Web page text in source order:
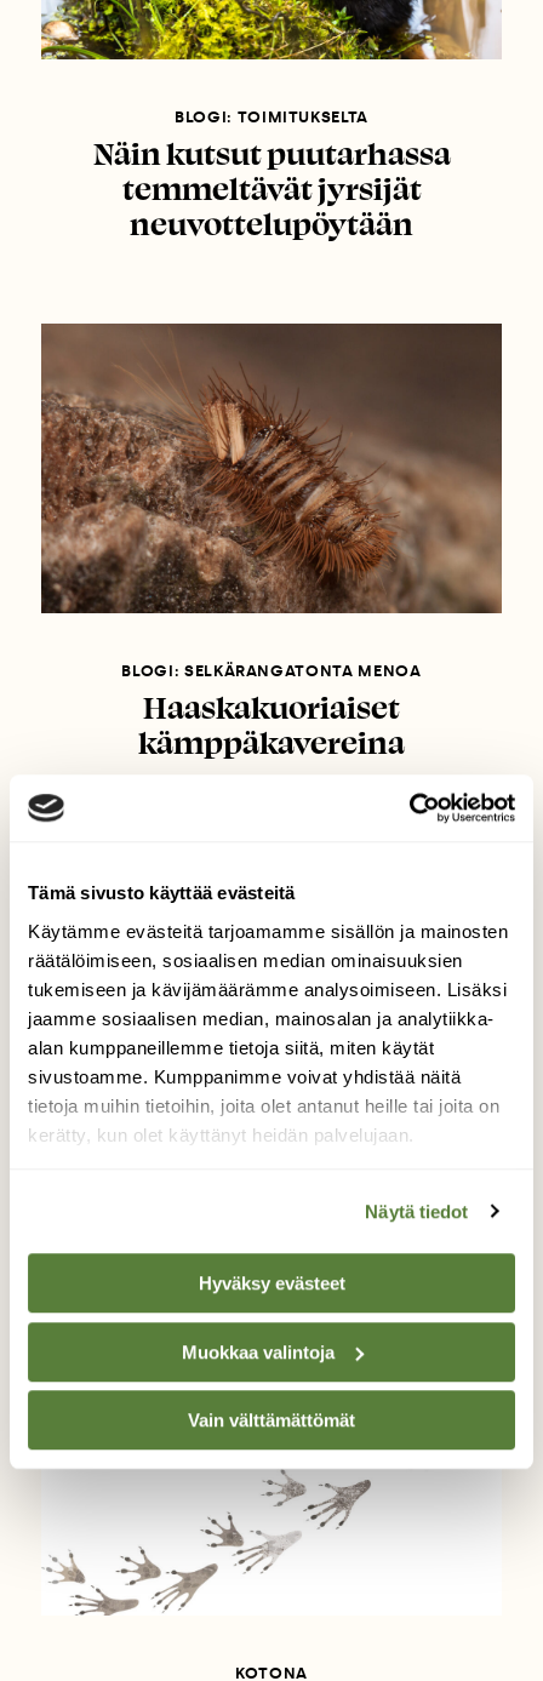
Tämä sivusto käyttää evästeitä
Käytämme evästeitä tarjoamamme sisällön ja mainosten
räätälöimiseen, sosiaalisen median ominaisuuksien
tukemiseen ja kävijämäärämme analysoimiseen. Lisäksi
jaamme sosiaalisen median, mainosalan ja analytiikka-
alan kumppaneillemme tietoja siitä, miten käytät
sivustoamme. Kumppanimme voivat yhdistää näitä
tietoja muihin tietoihin, joita olet antanut heille tai joita on
kerätty, kun olet käyttänyt heidän palvelujaan.
Näytä tiedot
Hyväksy evästeet
Muokkaa valintoja
Vain välttämättömät
BLOGI: TOIMITUKSELTA
Näin kutsut puutarhassa
temmeltävät jyrsijät
neuvottelupöytään
BLOGI: SELKÄRANGATONTA MENOA
Haaskakuoriaiset
kämppäkavereina
Pottujen koppiainen
KOTONA